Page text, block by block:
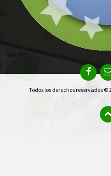
Todos los derechos reservados